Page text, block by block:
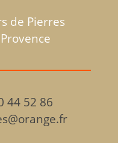
de Pierres
44 52 86